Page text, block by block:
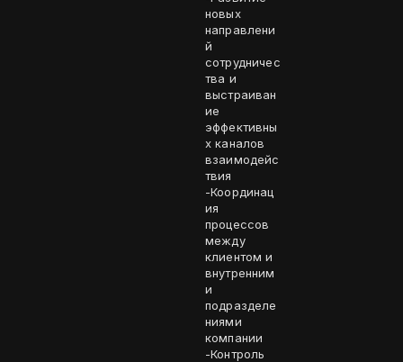
новых
направлени
й
сотрудничес
тва и
выстраиван
ие
эффективны
х каналов
взаимодейс
твия
-Координац
ия
процессов
между
клиентом и
внутренним
и
подразделе
ниями
компании
-Контроль